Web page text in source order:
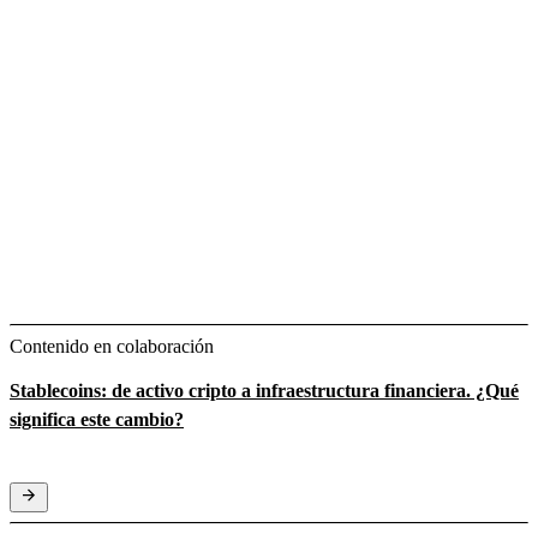
Contenido en colaboración
Stablecoins: de activo cripto a infraestructura financiera. ¿Qué
significa este cambio?